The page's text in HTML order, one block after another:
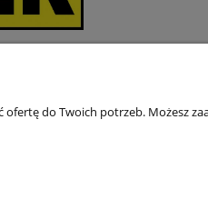
do Twoich potrzeb. Możesz